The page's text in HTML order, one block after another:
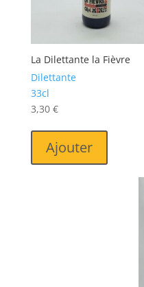
La Dilettante la Fièvre
Dilettante
33cl
3,30 €
Ajouter